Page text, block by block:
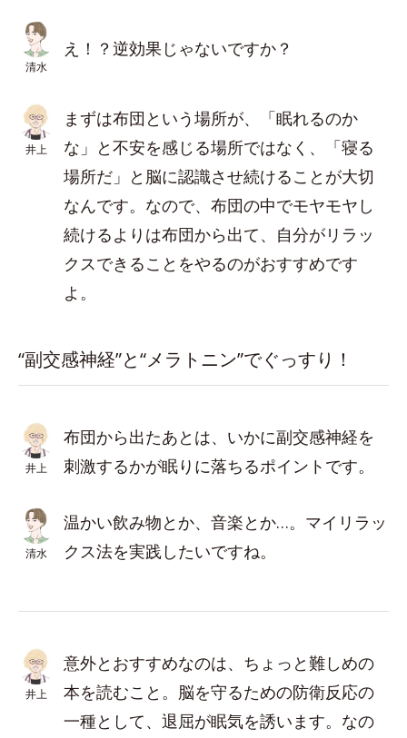
清水
え！？逆効果じゃないですか？
井上
まずは布団という場所が、「眠れるのか
な」と不安を感じる場所ではなく、「寝る
場所だ」と脳に認識させ続けることが大切
なんです。なので、布団の中でモヤモヤし
続けるよりは布団から出て、自分がリラッ
クスできることをやるのがおすすめです
よ。
“副交感神経”と“メラトニン”でぐっすり！
井上
布団から出たあとは、いかに副交感神経を
刺激するかが眠りに落ちるポイントです。
清水
温かい飲み物とか、音楽とか…。マイリラッ
クス法を実践したいですね。
井上
意外とおすすめなのは、ちょっと難しめの
本を読むこと。脳を守るための防衛反応の
一種として、退屈が眠気を誘います。なの